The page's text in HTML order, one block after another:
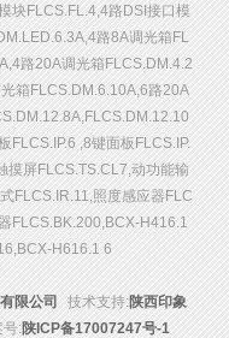
块FLCS.FL.4,4路DSI接口模
路8A调光箱FL
路20A调光箱FLCS.DM.4.2
箱FLCS.DM.6.10A,6路20A
FLCS.IP.6 ,8键面板FLCS.IP.
摸屏FLCS.TS.CL7,动功能输
FLCS.IR.11,照度感应器FLC
FLCS.BK.200,BCX-H416.1
H616.1 6
限公司 技术支持:陕西印象
号:陕ICP备17007247号-1